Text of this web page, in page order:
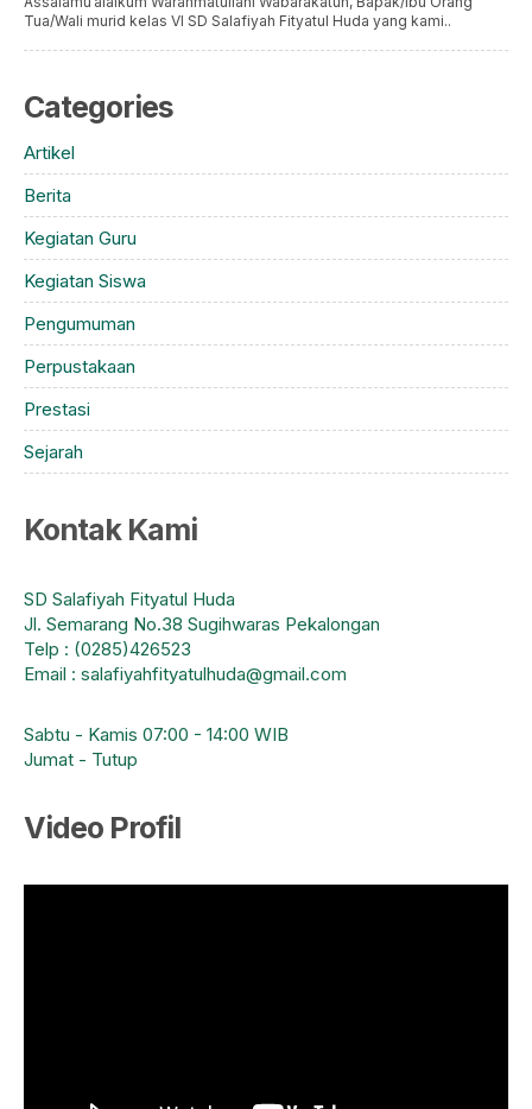
Tua/Wali murid kelas VI SD Salafiyah Fityatul Huda yang kami..
Categories
Artikel
Berita
Kegiatan Guru
Kegiatan Siswa
Pengumuman
Perpustakaan
Prestasi
Sejarah
Kontak Kami
SD Salafiyah Fityatul Huda
Jl. Semarang No.38 Sugihwaras Pekalongan
Telp : (0285)426523
Email : salafiyahfityatulhuda@gmail.com
Sabtu - Kamis 07:00 - 14:00 WIB
Jumat - Tutup
Video Profil